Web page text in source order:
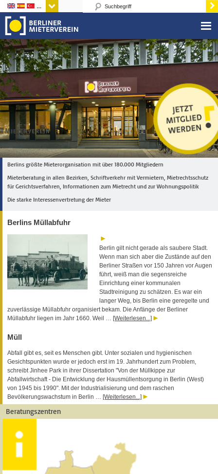
Sprachen
Berlins größte Mieterorganisation mit über 180.000 Mitgliedern
Mieterberatung in allen Bezirken, Schriftverkehr mit Vermietern, Mietrechtsschutz
für Gerichtsverfahren, Informationen zum Mietrecht und zur Wohnungspolitik
Die starke Interessenvertretung der Mieter
Berlins Müllabfuhr
Berlin gilt nicht gerade als saubere Stadt.
Wenn man sich aber die Zustände auf den
Berliner Straßen vor 150 Jahren vor Augen
führt, weiß man die segensreiche
Einrichtung einer kommunalen
Stadtreinigung zu schätzen. Es war ein
langer Weg, bis Berlin eine geregelte und
zuverlässige Müllabfuhr organisiert bekam. Die Anfänge der Berliner
Müllabfuhr liegen im Jahr 1660. Weil … [Weiterlesen...]
Müll
Abfall gibt es, seit es Menschen gibt. Unter sozialen und hygienischen
Gesichtspunkten wurde er jedoch erst im 19. Jahrhundert zum Problem,
schreibt Jinhee Park in ihrer Dissertation "Von der Müllkippe zur
Abfallwirtschaft - Die Entwicklung der Hausmüllentsorgung in Berlin (West)
von 1945 bis 1990". Mit der Industrialisierung und dem raschen
Bevölkerungswachstum in Berlin … [Weiterlesen...]
Beratungszentren